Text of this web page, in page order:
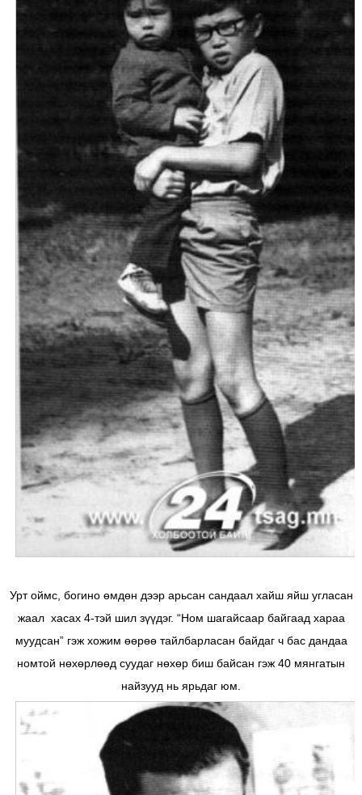
Урт оймс, богино өмдөн дээр арьсан сандаал хайш яйш угласан
жаал хасах 4-тэй шил зүүдэг. “Ном шагайсаар байгаад хараа
муудсан” гэж хожим өөрөө тайлбарласан байдаг ч бас дандаа
номтой нөхөрлөөд суудаг нөхөр биш байсан гэж 40 мянгатын
найзууд нь ярьдаг юм.